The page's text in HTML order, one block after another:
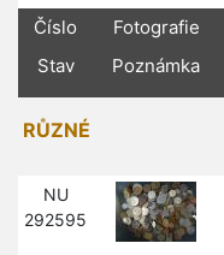
Číslo Fotografie
Stav
Poznámka
RŮZNÉ
NU
292595